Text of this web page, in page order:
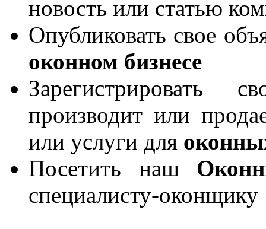
новость или статью
Опубликовать свое
оконном бизнесе
производит или
или услуги для
Посетить наш
специалисту-оконщику